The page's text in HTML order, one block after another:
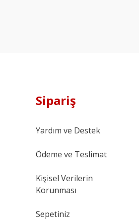
Sipariş
Yardım ve Destek
Ödeme ve Teslimat
Kişisel Verilerin
Korunması
Sepetiniz